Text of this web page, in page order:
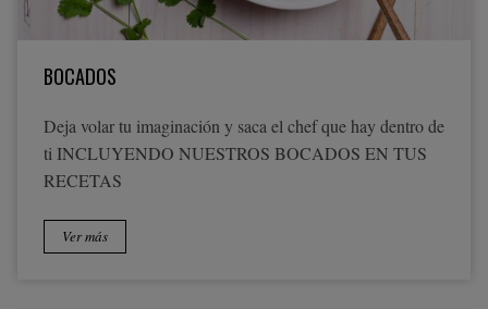
BOCADOS
Deja volar tu imaginación y saca el chef que hay dentro de
ti INCLUYENDO NUESTROS BOCADOS EN TUS
RECETAS
Ver más